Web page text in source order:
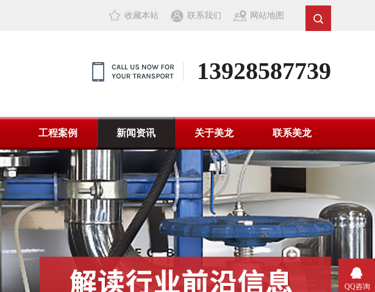
收藏本站 联系我们 网站地图
13928587739
工程案例 新闻资讯 关于美龙 联系美龙
QQ咨询